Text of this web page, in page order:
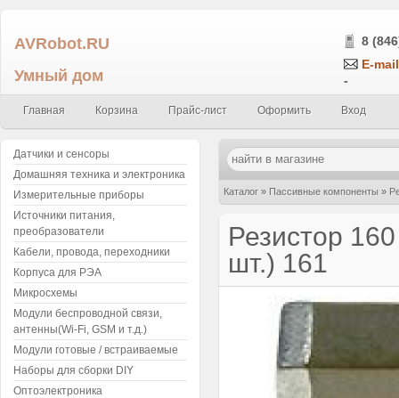
AVRobot.RU
Умный дом
8
E-
-
Главная Корзина Прайс-лист Оформить Вход
Каталог » Пассивные компоненты »
Резистор
шт.) 161
Датчики и сенсоры
Домашняя техника и электроника
Измерительные приборы
Источники питания,
преобразователи
Кабели, провода, переходники
Корпуса для РЭА
Микросхемы
Модули беспроводной связи,
антенны(Wi-Fi, GSM и т.д.)
Модули готовые / встраиваемые
Наборы для сборки DIY
Оптоэлектроника